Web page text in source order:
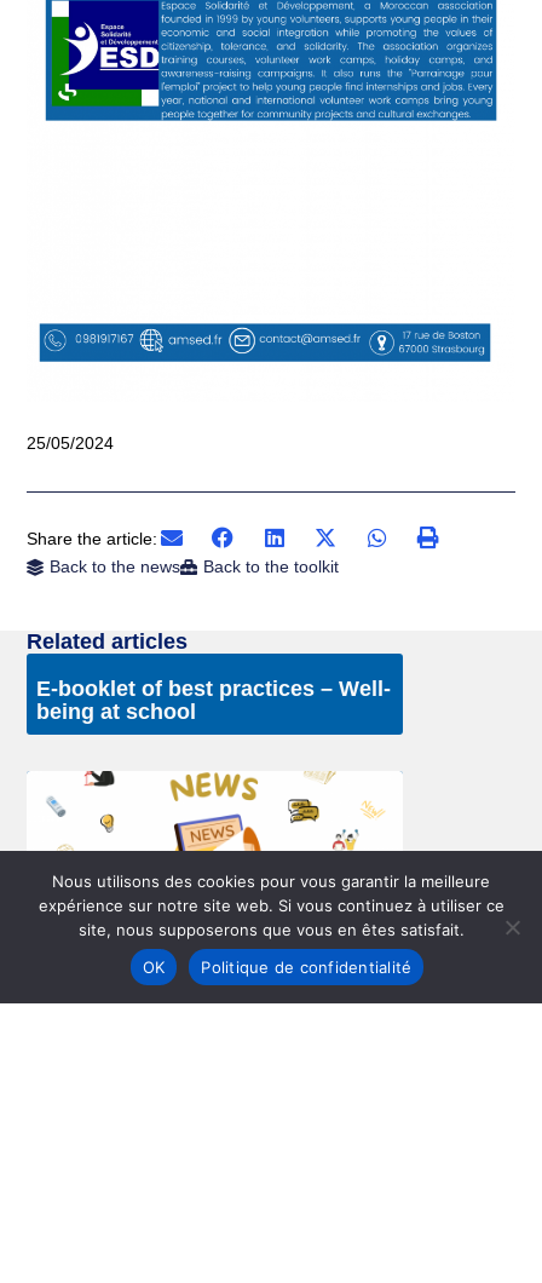
25/05/2024
Share the article:
Back to the news
Back to the toolkit
Related articles
E-booklet of best practices – Well-
being at school
Nous utilisons des cookies pour vous garantir la meilleure
expérience sur notre site web. Si vous continuez à utiliser ce
site, nous supposerons que vous en êtes satisfait.
OK
Politique de confidentialité